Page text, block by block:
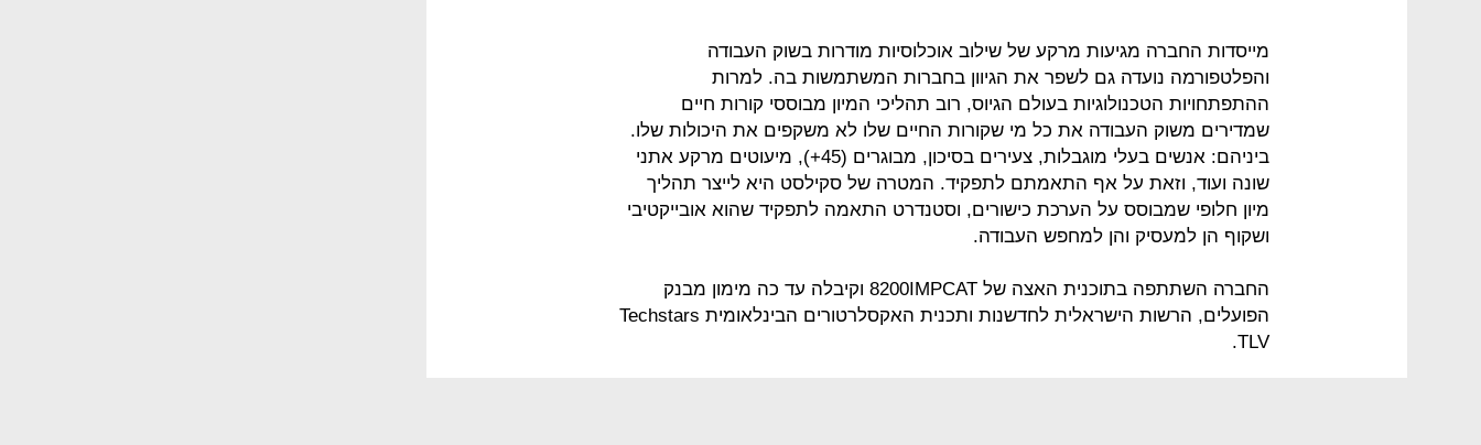
מייסדות החברה מגיעות מרקע של שילוב אוכלוסיות מודרות בשוק העבודה
והפלטפורמה נועדה גם לשפר את הגיוון בחברות המשתמשות בה. למרות
ההתפתחויות הטכנולוגיות בעולם הגיוס, רוב תהליכי המיון מבוססי קורות חיים
שמדירים משוק העבודה את כל מי שקורות החיים שלו לא משקפים את היכולות שלו.
ביניהם: אנשים בעלי מוגבלות, צעירים בסיכון, מבוגרים (45+), מיעוטים מרקע אתני
שונה ועוד, וזאת על אף התאמתם לתפקיד. המטרה של סקילסט היא לייצר תהליך
מיון חלופי שמבוסס על הערכת כישורים, וסטנדרט התאמה לתפקיד שהוא אובייקטיבי
ושקוף הן למעסיק והן למחפש העבודה.
החברה השתתפה בתוכנית האצה של 8200IMPCAT וקיבלה עד כה מימון מבנק
הפועלים, הרשות הישראלית לחדשנות ותכנית האקסלרטורים הבינלאומית Techstars
TLV.